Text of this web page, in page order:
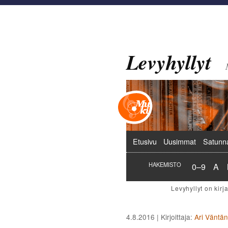
Levyhyllyt
Päävalikko
Etusivu Uusimmat
HAKEMISTO 0–9 A
4.8.2016 | Kirjoittaja: Ari